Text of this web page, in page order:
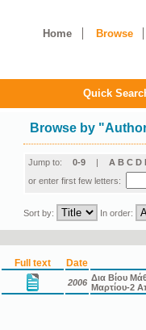
Home Browse
Quick
Browse by "
Jump to: 0-9 | A B C D
or enter first few letters:
Sort by: In order:
Full text Date
2006 Δια Βίου
Μαρτίου-2